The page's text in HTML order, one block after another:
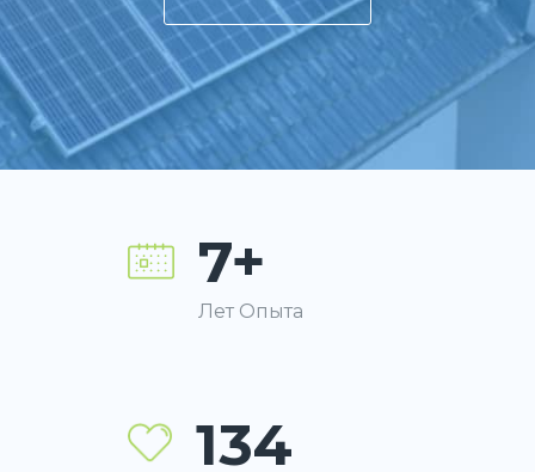
7+
Лет Опыта
134